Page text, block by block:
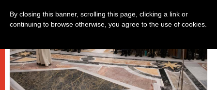
By closing this banner, scrolling this page, clicking a link or
continuing to browse otherwise, you agree to the use of cookies.